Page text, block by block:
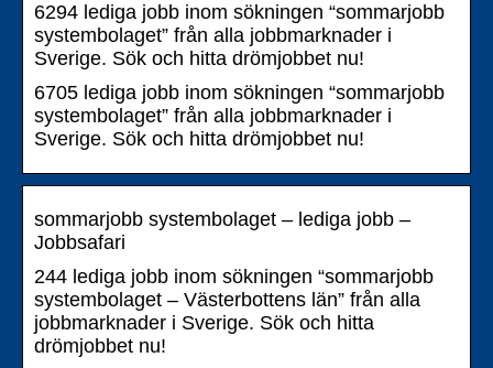
6294 lediga jobb inom sökningen “sommarjobb
systembolaget” från alla jobbmarknader i
Sverige. Sök och hitta drömjobbet nu!
6705 lediga jobb inom sökningen “sommarjobb
systembolaget” från alla jobbmarknader i
Sverige. Sök och hitta drömjobbet nu!
sommarjobb systembolaget – lediga jobb –
Jobbsafari
244 lediga jobb inom sökningen “sommarjobb
systembolaget – Västerbottens län” från alla
jobbmarknader i Sverige. Sök och hitta
drömjobbet nu!